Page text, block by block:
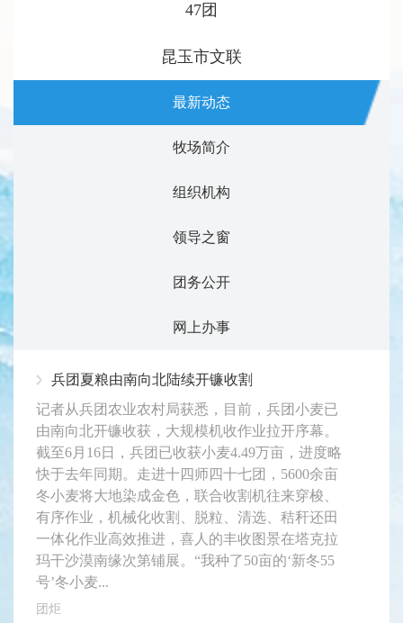
47团
昆玉市文联
最新动态
牧场简介
组织机构
领导之窗
团务公开
网上办事
兵团夏粮由南向北陆续开镰收割
记者从兵团农业农村局获悉，目前，兵团小麦已
由南向北开镰收获，大规模机收作业拉开序幕。
截至6月16日，兵团已收获小麦4.49万亩，进度略
快于去年同期。走进十四师四十七团，5600余亩
冬小麦将大地染成金色，联合收割机往来穿梭、
有序作业，机械化收割、脱粒、清选、秸秆还田
一体化作业高效推进，喜人的丰收图景在塔克拉
玛干沙漠南缘次第铺展。“我种了50亩的‘新冬55
号’冬小麦...
团炬